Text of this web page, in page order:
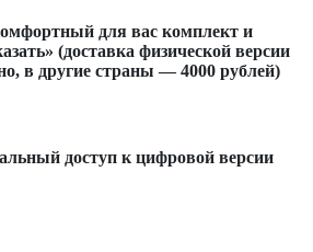
для вас комплект и
(доставка физической версии
в другие страны — 4000 рублей)
доступ к цифровой версии